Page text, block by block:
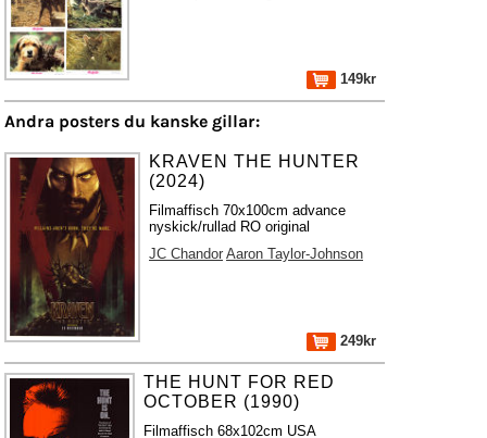
149kr
Andra posters du kanske gillar:
KRAVEN THE HUNTER
(2024)
Filmaffisch 70x100cm advance
nyskick/rullad RO original
JC Chandor Aaron Taylor-Johnson
249kr
THE HUNT FOR RED
OCTOBER (1990)
Filmaffisch 68x102cm USA